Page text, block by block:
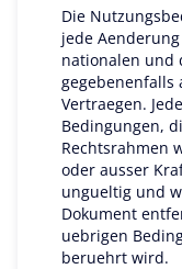
Die
jede
nationalen und
Vertraegen.
Bedingungen,
Rechtsrahmen
oder ausser
ungueltig und
Dokument
uebrigen
beruehrt wird.